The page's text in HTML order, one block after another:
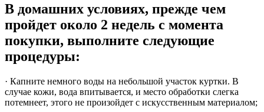
В домашних условиях, прежде чем
пройдет около 2 недель с момента
покупки, выполните следующие
процедуры:
· Капните немного воды на небольшой участок куртки. В
случае кожи, вода впитывается, и место обработки слегка
потемнеет, этого не произойдет с искусственным материалом;